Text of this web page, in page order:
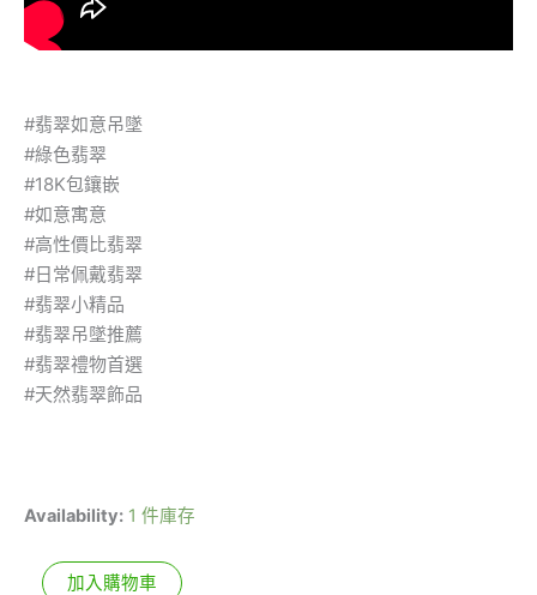
#翡翠如意吊墜
#綠色翡翠
#18K包鑲嵌
#如意寓意
#高性價比翡翠
#日常佩戴翡翠
#翡翠小精品
#翡翠吊墜推薦
#翡翠禮物首選
#天然翡翠飾品
Availability: 1 件庫存
加入購物車